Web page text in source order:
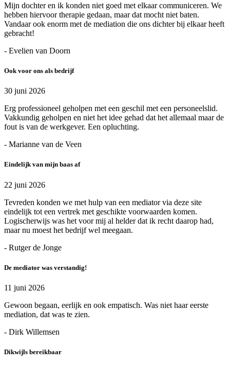
Mijn dochter en ik konden niet goed met elkaar communiceren. We
hebben hiervoor therapie gedaan, maar dat mocht niet baten.
Vandaar ook enorm met de mediation die ons dichter bij elkaar heeft
gebracht!
- Evelien van Doorn
Ook voor ons als bedrijf
30 juni 2026
Erg professioneel geholpen met een geschil met een personeelslid.
Vakkundig geholpen en niet het idee gehad dat het allemaal maar de
fout is van de werkgever. Een opluchting.
- Marianne van de Veen
Eindelijk van mijn baas af
22 juni 2026
Tevreden konden we met hulp van een mediator via deze site
eindelijk tot een vertrek met geschikte voorwaarden komen.
Logischerwijs was het voor mij al helder dat ik recht daarop had,
maar nu moest het bedrijf wel meegaan.
- Rutger de Jonge
De mediator was verstandig!
11 juni 2026
Gewoon begaan, eerlijk en ook empatisch. Was niet haar eerste
mediation, dat was te zien.
- Dirk Willemsen
Dikwijls bereikbaar